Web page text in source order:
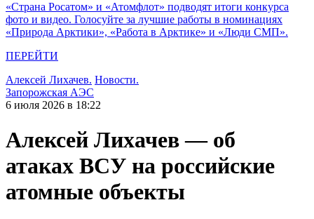
«Страна Росатом» и «Атомфлот» подводят итоги конкурса
фото и видео. Голосуйте за лучшие работы в номинациях
«Природа Арктики», «Работа в Арктике» и «Люди СМП».
ПЕРЕЙТИ
Алексей Лихачев. Новости.
Запорожская АЭС
6 июля 2026 в 18:22
Алексей Лихачев — об
атаках ВСУ на российские
атомные объекты